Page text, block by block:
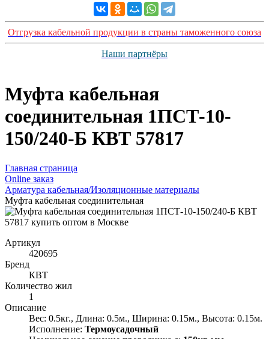
Отгрузка кабельной продукции в страны таможенного союза
Наши партнёры
Муфта кабельная
соединительная 1ПСТ-10-
150/240-Б КВТ 57817
Главная страница
Оnline заказ
Арматура кабельная/Изоляционные материалы
Муфта кабельная соединительная
Артикул
420695
Бренд
КВТ
Количество жил
1
Описание
Вес: 0.5кг., Длина: 0.5м., Ширина: 0.15м., Высота: 0.15м.
Исполнение: Термоусадочный